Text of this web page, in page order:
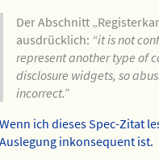
Autors
Der Abschnitt
ausdrücklich: “it is not
represent another type of
disclosure widgets, so
incorrect.”
Wenn ich dieses Spec-Zitat
Auslegung inkonsequent ist.